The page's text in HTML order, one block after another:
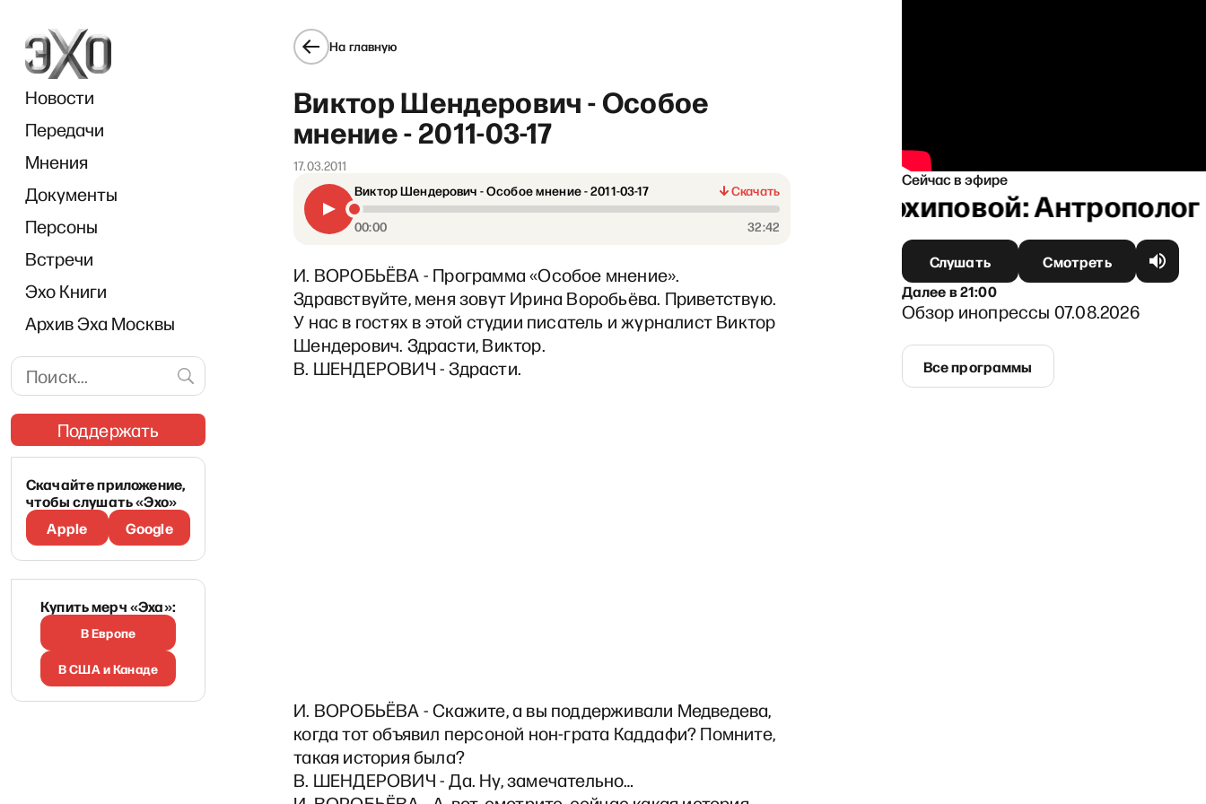
Новости
Передачи
Мнения
Документы
Персоны
Встречи
Эхо Книги
Архив Эха Москвы
Поддержать
Скачайте приложение,
чтобы слушать «Эхо»
Apple
Google
Купить мерч «Эха»:
В Европе
В США и Канаде
На главную
Виктор Шендерович - Особое
мнение - 2011-03-17
17.03.2011
Виктор Шендерович - Особое мнение - 2011-03-17
Скачать
00:00 32:42
И. ВОРОБЬЁВА - Программа «Особое мнение».
Здравствуйте, меня зовут Ирина Воробьёва. Приветствую.
У нас в гостях в этой студии писатель и журналист Виктор
Шендерович. Здрасти, Виктор.
В. ШЕНДЕРОВИЧ - Здрасти.
И. ВОРОБЬЁВА - Скажите, а вы поддерживали Медведева,
когда тот объявил персоной нон-грата Каддафи? Помните,
такая история была?
В. ШЕНДЕРОВИЧ - Да. Ну, замечательно…
Сейчас в эфире
«Лазарева Тут» с Александрой Архиповой: Антрополог
Слушать
Смотреть
Далеев21:00
Обзор инопрессы 07.08.2026
Все программы